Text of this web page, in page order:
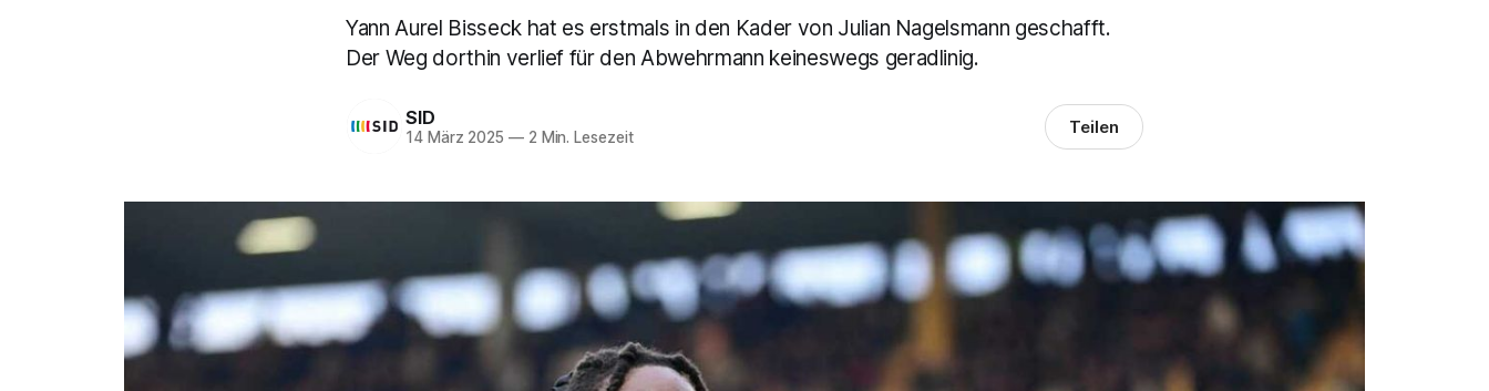
Yann Aurel Bisseck hat es erstmals in den Kader von Julian Nagelsmann geschafft.
Der Weg dorthin verlief für den Abwehrmann keineswegs geradlinig.
SID
14 März 2025 —2 Min. Lesezeit Teilen